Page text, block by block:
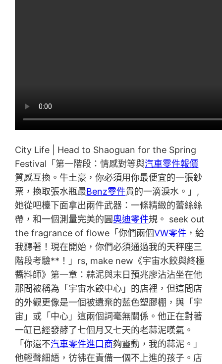
City Life | Head to Shaoguan for the Spring
Festival「第一階段：情感對等與汽車零件報價
質感互換。牛土豪，你必須用你最便宜的一張鈔
票，換取張水瓶最Benz零件貴的一滴淚水。」,
她從吧檯下面拿出兩件武器：一條精緻的蕾絲絲
帶，和一個測量完美的圓奧迪零件規。 seek out
the fragrance of flowe「你們兩個VW零件 ，給
我聽著！現在開始，你們必須通過我的天秤座三
階段考驗**！」rs, make new《宇宙水餃與終極
醬料師》第一章：蒜泥與末日預兆廖沾沾坐在他
那間被稱為「宇宙水餃中心」的店裡，但這間店
的外觀更像是一個被遺棄的藍色塑膠棚，與「宇
宙」或「中心」這兩個詞毫無關係。他正在對著
一缸已經發酵了七個月又七天的老蒜泥嘆氣。
「你還不汽車零件進口商夠靈動，我的蒜泥。」
他輕聲細語，彷彿在責備一個不上進的孩子。店